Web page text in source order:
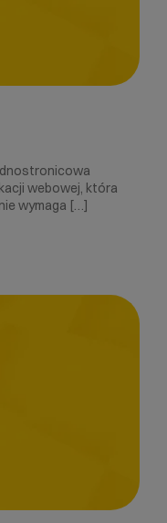
webowej, która
wymaga […]